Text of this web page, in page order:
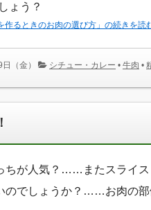
ょう？
作るときのお肉の選び方」の続きを読
（金） シチュー・カレー • 牛肉 •
ちが人気？……またスライス
のでしょうか？……お肉の部